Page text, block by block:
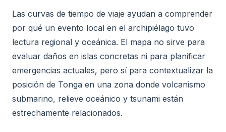
Las curvas de tiempo de viaje ayudan a comprender
por qué un evento local en el archipiélago tuvo
lectura regional y oceánica. El mapa no sirve para
evaluar daños en islas concretas ni para planificar
emergencias actuales, pero sí para contextualizar la
posición de Tonga en una zona donde volcanismo
submarino, relieve oceánico y tsunami están
estrechamente relacionados.